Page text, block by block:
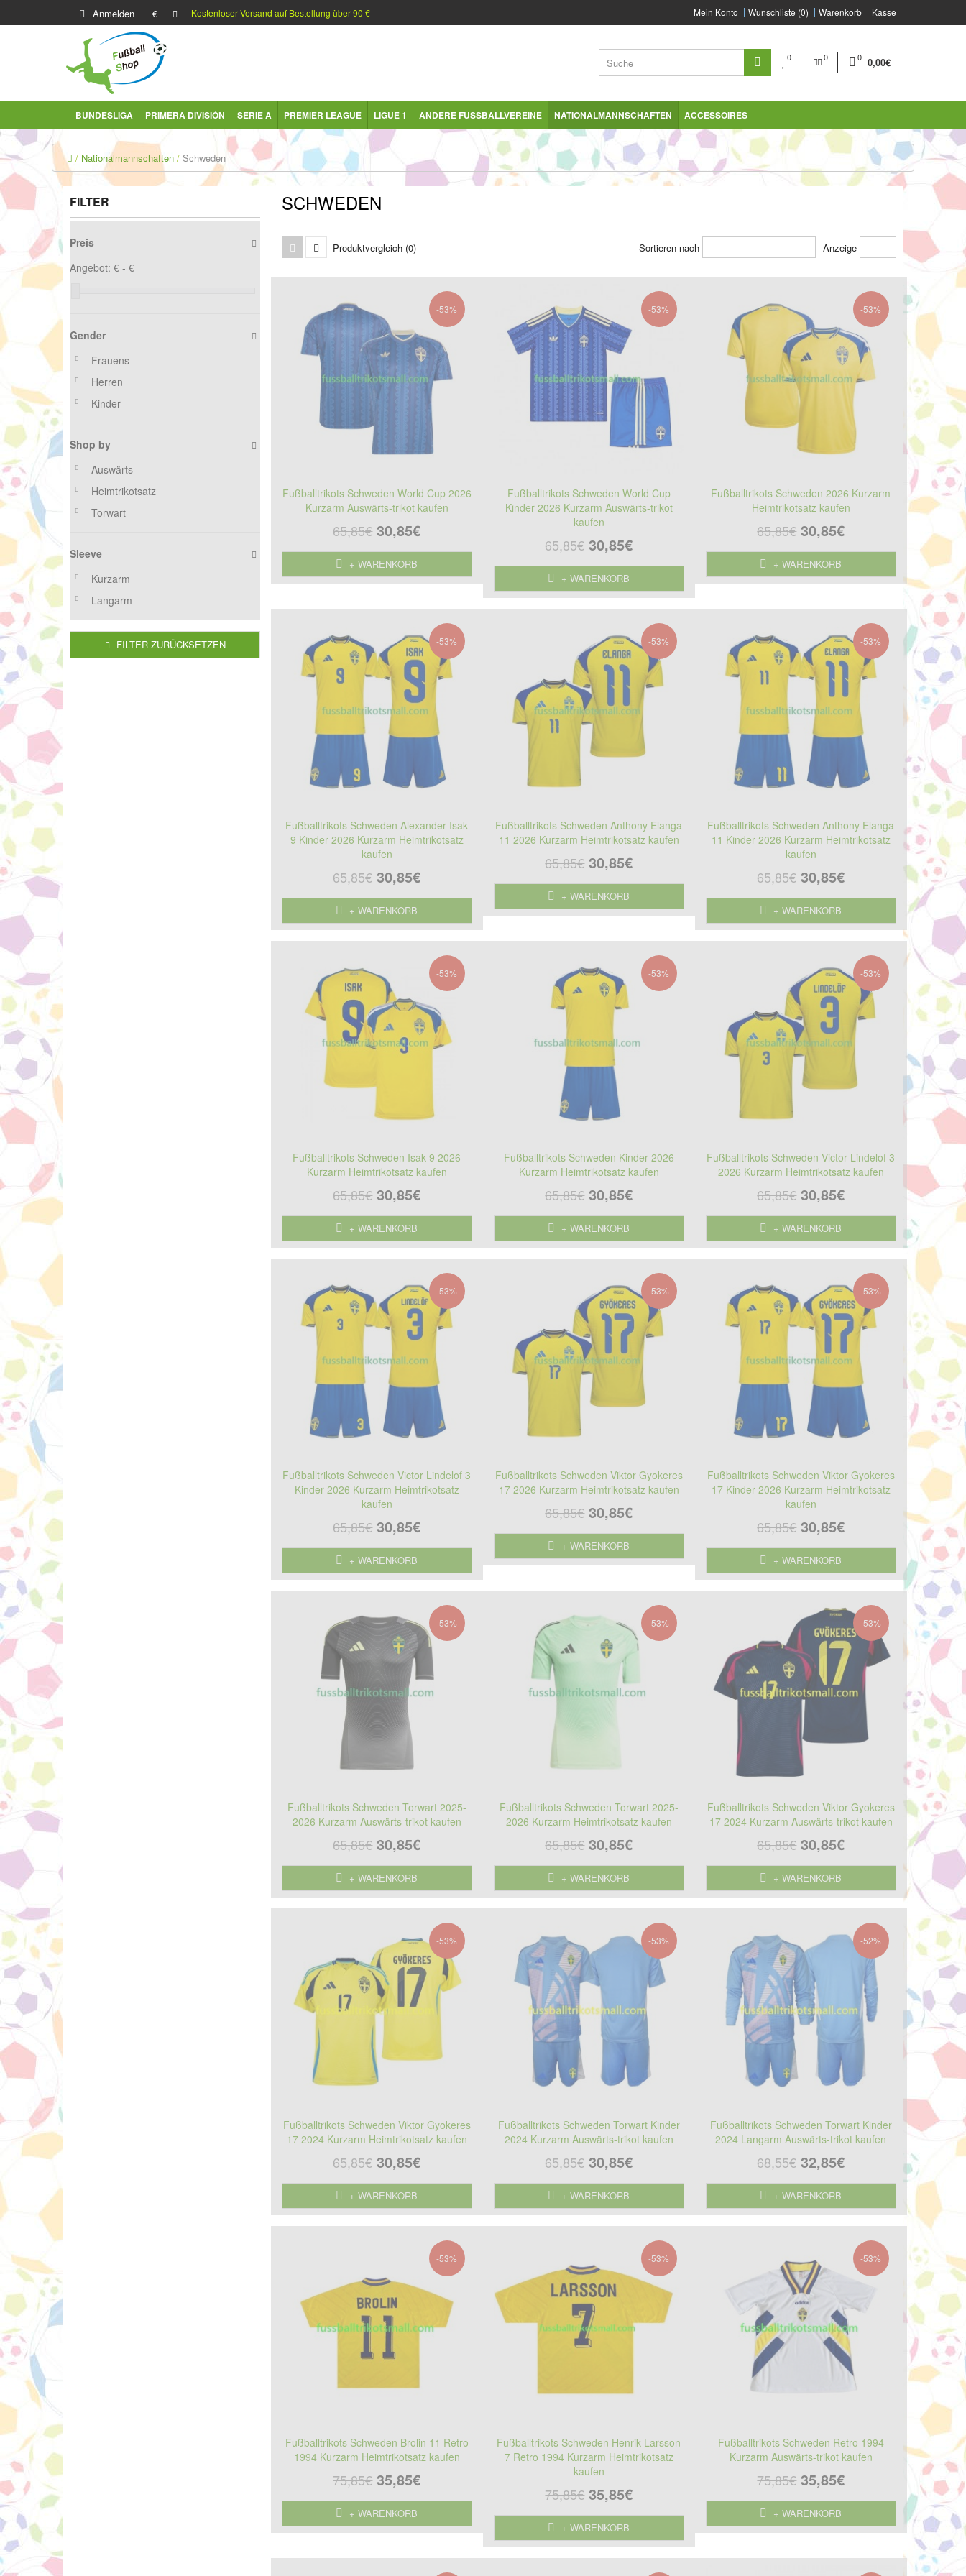
Anmelden € Kostenloser Versand auf Bestellung über 90 € Mein Konto Wunschliste (0) Warenkorb Kasse
0 0 0 0,00€
BUNDESLIGA PRIMERA DIVISIÓN SERIE A PREMIER LEAGUE LIGUE 1 ANDERE FUSSBALLVEREINE NATIONALMANNSCHAFTEN ACCESSOIRES
Nationalmannschaften Schweden
FILTER
Preis
Angebot: € - €
Gender
Frauens
Herren
Kinder
Shop by
Auswärts
Heimtrikotsatz
Torwart
Sleeve
Kurzarm
Langarm
FILTER ZURÜCKSETZEN
SCHWEDEN
Anzeige
Sortieren nach
Produktvergleich (0)
-53%
Fußballtrikots Schweden World Cup 2026
Kurzarm Auswärts-trikot kaufen
65,85€ 30,85€
+ WARENKORB
-53%
Fußballtrikots Schweden World Cup
Kinder 2026 Kurzarm Auswärts-trikot
kaufen
65,85€ 30,85€
+ WARENKORB
-53%
Fußballtrikots Schweden 2026 Kurzarm
Heimtrikotsatz kaufen
65,85€ 30,85€
+ WARENKORB
-53%
Fußballtrikots Schweden Alexander Isak
9 Kinder 2026 Kurzarm Heimtrikotsatz
kaufen
65,85€ 30,85€
+ WARENKORB
-53%
Fußballtrikots Schweden Anthony Elanga
11 2026 Kurzarm Heimtrikotsatz kaufen
65,85€ 30,85€
+ WARENKORB
-53%
Fußballtrikots Schweden Anthony Elanga
11 Kinder 2026 Kurzarm Heimtrikotsatz
kaufen
65,85€ 30,85€
+ WARENKORB
-53%
Fußballtrikots Schweden Isak 9 2026
Kurzarm Heimtrikotsatz kaufen
65,85€ 30,85€
+ WARENKORB
-53%
Fußballtrikots Schweden Kinder 2026
Kurzarm Heimtrikotsatz kaufen
65,85€ 30,85€
+ WARENKORB
-53%
Fußballtrikots Schweden Victor Lindelof 3
2026 Kurzarm Heimtrikotsatz kaufen
65,85€ 30,85€
+ WARENKORB
-53%
Fußballtrikots Schweden Victor Lindelof 3
Kinder 2026 Kurzarm Heimtrikotsatz
kaufen
65,85€ 30,85€
+ WARENKORB
-53%
Fußballtrikots Schweden Viktor Gyokeres
17 2026 Kurzarm Heimtrikotsatz kaufen
65,85€ 30,85€
+ WARENKORB
-53%
Fußballtrikots Schweden Viktor Gyokeres
17 Kinder 2026 Kurzarm Heimtrikotsatz
kaufen
65,85€ 30,85€
+ WARENKORB
-53%
Fußballtrikots Schweden Torwart 2025-
2026 Kurzarm Auswärts-trikot kaufen
65,85€ 30,85€
+ WARENKORB
-53%
Fußballtrikots Schweden Torwart 2025-
2026 Kurzarm Heimtrikotsatz kaufen
65,85€ 30,85€
+ WARENKORB
-53%
Fußballtrikots Schweden Viktor Gyokeres
17 2024 Kurzarm Auswärts-trikot kaufen
65,85€ 30,85€
+ WARENKORB
-53%
Fußballtrikots Schweden Viktor Gyokeres
17 2024 Kurzarm Heimtrikotsatz kaufen
65,85€ 30,85€
+ WARENKORB
-53%
Fußballtrikots Schweden Torwart Kinder
2024 Kurzarm Auswärts-trikot kaufen
65,85€ 30,85€
+ WARENKORB
-52%
Fußballtrikots Schweden Torwart Kinder
2024 Langarm Auswärts-trikot kaufen
68,55€ 32,85€
+ WARENKORB
-53%
Fußballtrikots Schweden Brolin 11 Retro
1994 Kurzarm Heimtrikotsatz kaufen
75,85€ 35,85€
+ WARENKORB
-53%
Fußballtrikots Schweden Henrik Larsson
7 Retro 1994 Kurzarm Heimtrikotsatz
kaufen
75,85€ 35,85€
+ WARENKORB
-53%
Fußballtrikots Schweden Retro 1994
Kurzarm Auswärts-trikot kaufen
75,85€ 35,85€
+ WARENKORB